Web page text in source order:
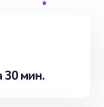
на
30 мин.